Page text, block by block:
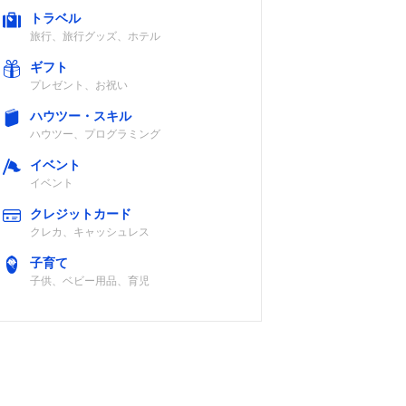
トラベル
旅行、旅行グッズ、ホテル
ギフト
プレゼント、お祝い
ハウツー・スキル
ハウツー、プログラミング
イベント
イベント
クレジットカード
クレカ、キャッシュレス
子育て
子供、ベビー用品、育児